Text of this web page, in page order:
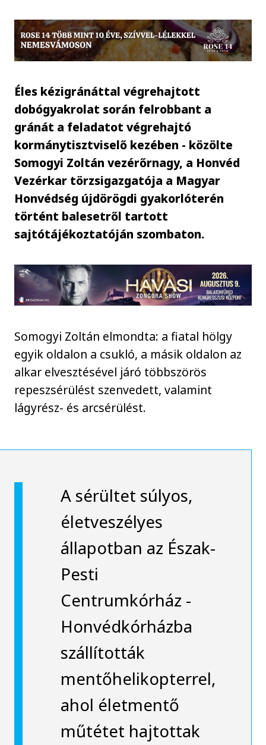
Éles kézigránáttal végrehajtott
dobógyakrolat során felrobbant a
gránát a feladatot végrehajtó
kormánytisztviselő kezében - közölte
Somogyi Zoltán vezérőrnagy, a Honvéd
Vezérkar törzsigazgatója a Magyar
Honvédség újdörögdi gyakorlóterén
történt balesetről tartott
sajtótájékoztatóján szombaton.
Somogyi Zoltán elmondta: a fiatal hölgy
egyik oldalon a csukló, a másik oldalon az
alkar elvesztésével járó többszörös
repeszsérülést szenvedett, valamint
lágyrész- és arcsérülést.
A sérültet súlyos,
életveszélyes
állapotban az Észak-
Pesti
Centrumkórház -
Honvédkórházba
szállították
mentőhelikopterrel,
ahol életmentő
műtétet hajtottak